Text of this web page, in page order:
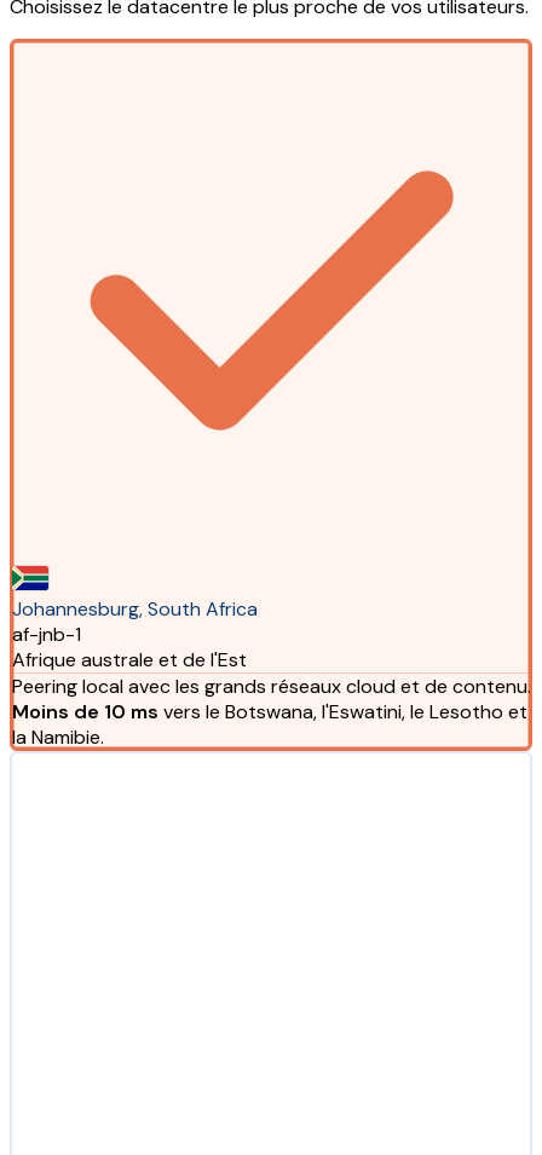
Choisissez le datacentre le plus proche de vos utilisateurs.
Johannesburg, South Africa
af-jnb-1
Afrique australe et de l'Est
Peering local avec les grands réseaux cloud et de contenu.
Moins de 10 ms vers le Botswana, l'Eswatini, le Lesotho et
la Namibie.